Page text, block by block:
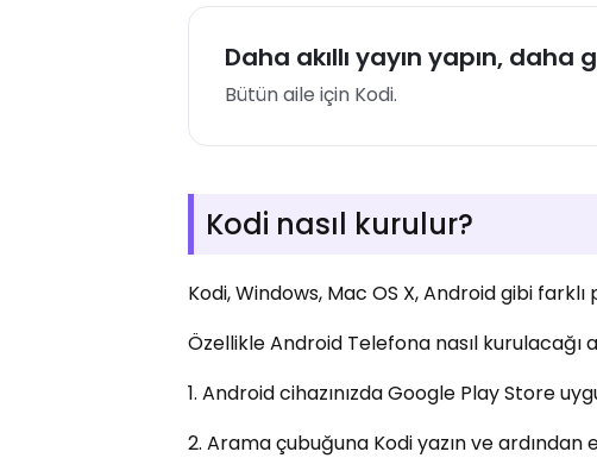
Daha akıllı yayın yapın, daha
Bütün aile için Kodi.
Kodi nasıl kurulur?
Kodi, Windows, Mac OS X, Android gibi
Özellikle Android Telefona nasıl kurulacağı
1. Android cihazınızda Google Play Store
2. Arama çubuğuna Kodi yazın ve ardından